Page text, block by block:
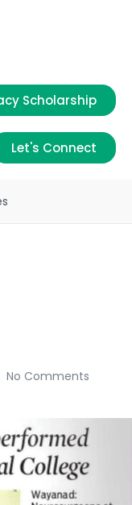
Scholarship
Let's Connect
No Comments